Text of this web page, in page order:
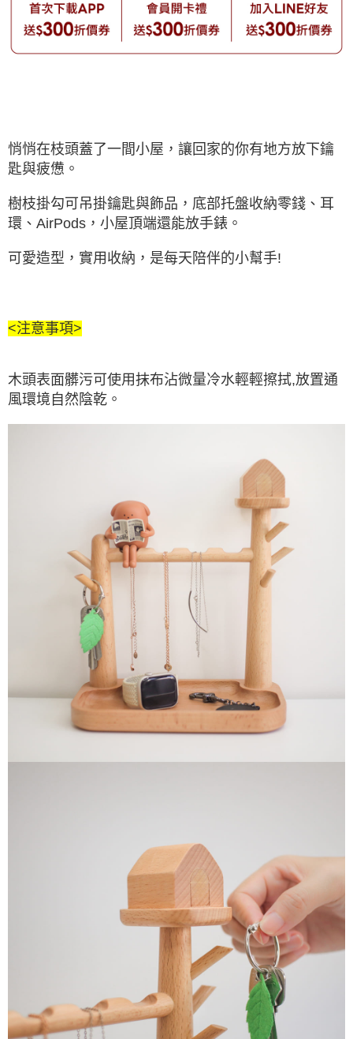
悄悄在枝頭蓋了一間小屋，讓回家的你有地方放下鑰
匙與疲憊。
樹枝掛勾可吊掛鑰匙與飾品，底部托盤收納零錢、耳
環、AirPods，小屋頂端還能放手錶。
可愛造型，實用收納，是每天陪伴的小幫手!
<注意事項>
木頭表面髒污可使用抹布沾微量冷水輕輕擦拭,放置通
風環境自然陰乾。